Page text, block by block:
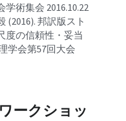
術集会 2016.10.22
(2016). 邦訳版スト
度の信頼性・妥当
学会第57回大会
ークショッ